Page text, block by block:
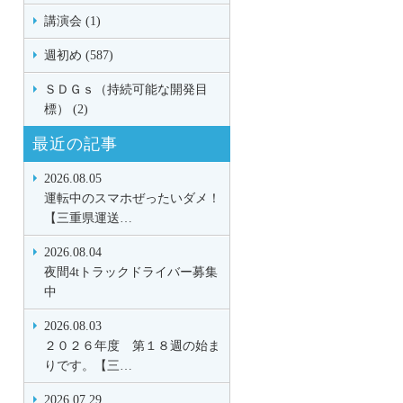
講演会 (1)
週初め (587)
ＳＤＧｓ（持続可能な開発目
標） (2)
最近の記事
2026.08.05
運転中のスマホぜったいダメ！
【三重県運送…
2026.08.04
夜間4tトラックドライバー募集
中
2026.08.03
２０２６年度 第１８週の始ま
りです。【三…
2026.07.29